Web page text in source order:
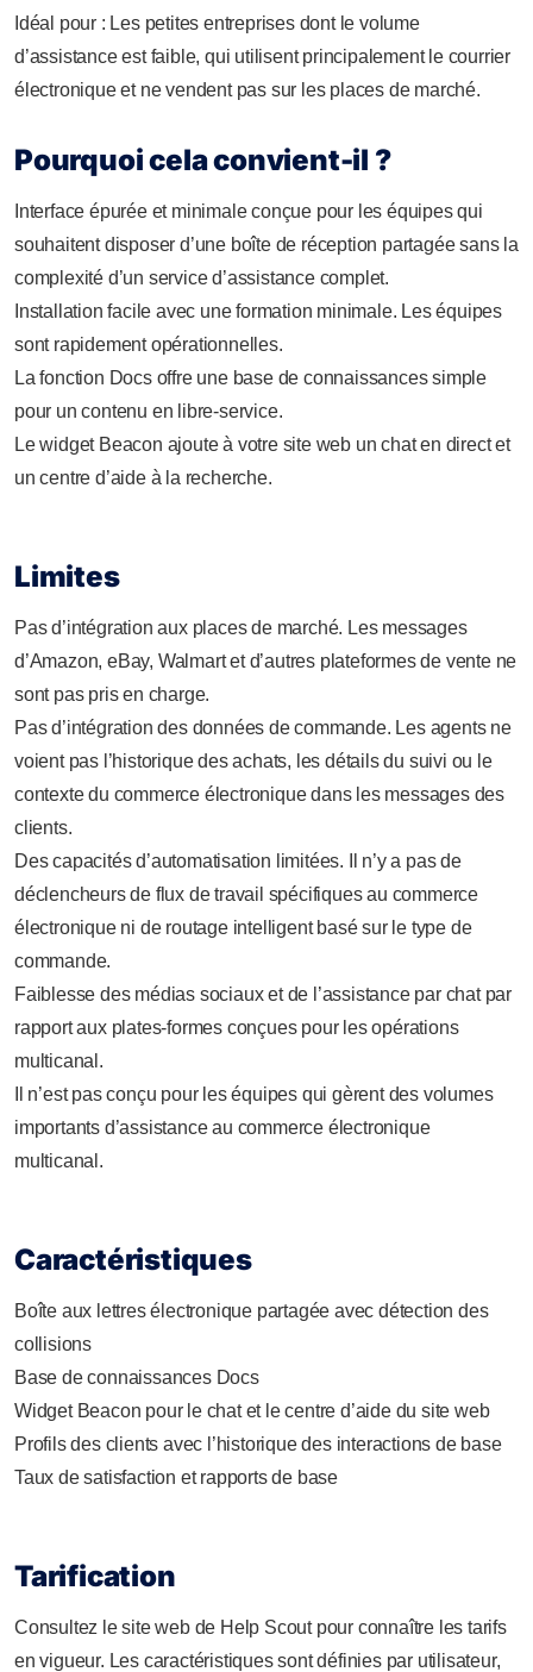
Idéal pour : Les petites entreprises dont le volume
d’assistance est faible, qui utilisent principalement le courrier
électronique et ne vendent pas sur les places de marché.
Pourquoi cela convient-il ?
Interface épurée et minimale conçue pour les équipes qui
souhaitent disposer d’une boîte de réception partagée sans la
complexité d’un service d’assistance complet.
Installation facile avec une formation minimale. Les équipes
sont rapidement opérationnelles.
La fonction Docs offre une base de connaissances simple
pour un contenu en libre-service.
Le widget Beacon ajoute à votre site web un chat en direct et
un centre d’aide à la recherche.
Limites
Pas d’intégration aux places de marché. Les messages
d’Amazon, eBay, Walmart et d’autres plateformes de vente ne
sont pas pris en charge.
Pas d’intégration des données de commande. Les agents ne
voient pas l’historique des achats, les détails du suivi ou le
contexte du commerce électronique dans les messages des
clients.
Des capacités d’automatisation limitées. Il n’y a pas de
déclencheurs de flux de travail spécifiques au commerce
électronique ni de routage intelligent basé sur le type de
commande.
Faiblesse des médias sociaux et de l’assistance par chat par
rapport aux plates-formes conçues pour les opérations
multicanal.
Il n’est pas conçu pour les équipes qui gèrent des volumes
importants d’assistance au commerce électronique
multicanal.
Caractéristiques
Boîte aux lettres électronique partagée avec détection des
collisions
Base de connaissances Docs
Widget Beacon pour le chat et le centre d’aide du site web
Profils des clients avec l’historique des interactions de base
Taux de satisfaction et rapports de base
Tarification
Consultez le site web de Help Scout pour connaître les tarifs
en vigueur. Les caractéristiques sont définies par utilisateur,